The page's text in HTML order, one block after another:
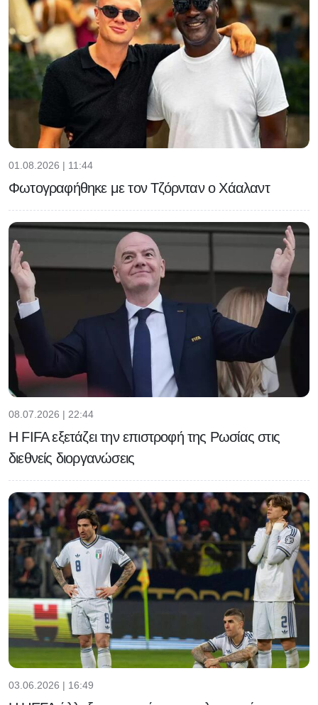
01.08.2026 | 11:44
Φωτογραφήθηκε με τον Τζόρνταν ο Χάαλαντ
08.07.2026 | 22:44
Η FIFA εξετάζει την επιστροφή της Ρωσίας στις
διεθνείς διοργανώσεις
03.06.2026 | 16:49